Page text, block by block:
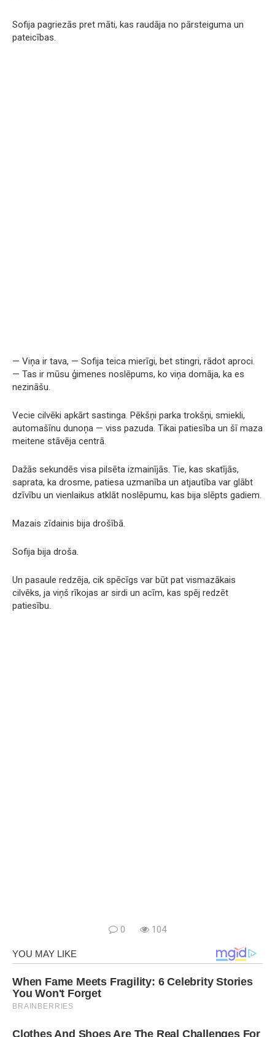
Sofija pagriezās pret māti, kas raudāja no pārsteiguma un
pateicības.
— Viņa ir tava, — Sofija teica mierīgi, bet stingri, rādot aproci.
— Tas ir mūsu ģimenes noslēpums, ko viņa domāja, ka es
nezināšu.
Vecie cilvēki apkārt sastinga. Pēkšņi parka trokšņi, smiekli,
automašīnu dunoņa — viss pazuda. Tikai patiesība un šī maza
meitene stāvēja centrā.
Dažās sekundēs visa pilsēta izmainījās. Tie, kas skatījās,
saprata, ka drosme, patiesa uzmanība un atjautība var glābt
dzīvību un vienlaikus atklāt noslēpumu, kas bija slēpts gadiem.
Mazais zīdainis bija drošībā.
Sofija bija droša.
Un pasaule redzēja, cik spēcīgs var būt pat vismazākais
cilvēks, ja viņš rīkojas ar sirdi un acīm, kas spēj redzēt
patiesību.
0 104